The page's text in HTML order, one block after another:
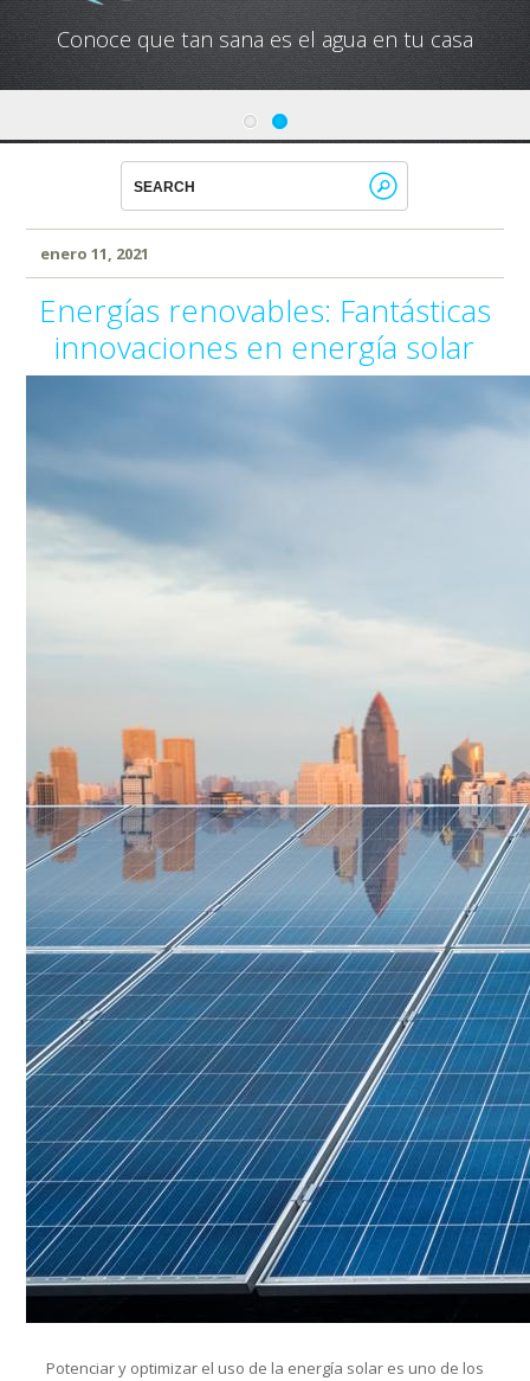
Conoce que tan sana es el agua en tu casa
Conoce cual es el mejor calentador solar de
México
enero 11, 2021
Energías renovables: Fantásticas
innovaciones en energía solar
Potenciar y optimizar el uso de la energía solar es uno de los